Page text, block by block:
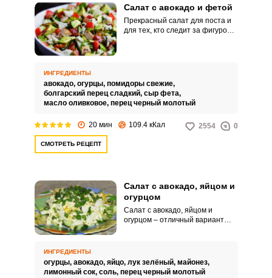
Салат с авокадо и фетой
Прекрасный салат для поста и
для тех, кто следит за фигурой и
быстрому и низкокалорийному
обеду.
ИНГРЕДИЕНТЫ
авокадо, огурцы, помидоры свежие,
болгарский перец сладкий, сыр фета,
масло оливковое, перец черный молотый
20 мин 109.4 кКал 2554 0
СМОТРЕТЬ РЕЦЕПТ
Салат с авокадо, яйцом и
огурцом
Салат с авокадо, яйцом и
огурцом – отличный вариант
подать.
ИНГРЕДИЕНТЫ
огурцы, авокадо, яйцо, лук зелёный, майонез,
лимонный сок, соль, перец черный молотый